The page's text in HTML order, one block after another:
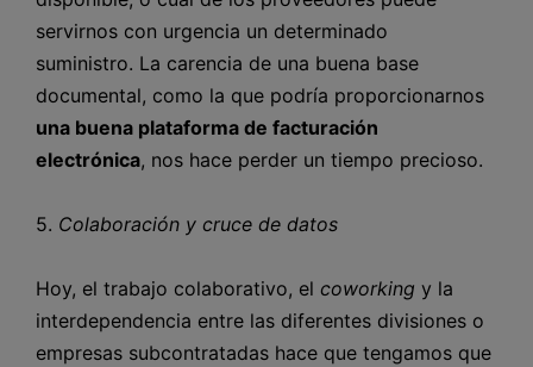
servirnos con urgencia un determinado
suministro. La carencia de una buena base
documental, como la que podría proporcionarnos
una buena plataforma de facturación
electrónica, nos hace perder un tiempo precioso.
5. Colaboración y cruce de datos
Hoy, el trabajo colaborativo, el coworking y la
interdependencia entre las diferentes divisiones o
empresas subcontratadas hace que tengamos que